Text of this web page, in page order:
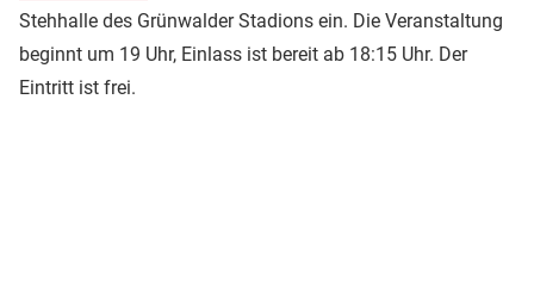
Stehhalle des Grünwalder Stadions ein. Die Veranstaltung
beginnt um 19 Uhr, Einlass ist bereit ab 18:15 Uhr. Der
Eintritt ist frei.